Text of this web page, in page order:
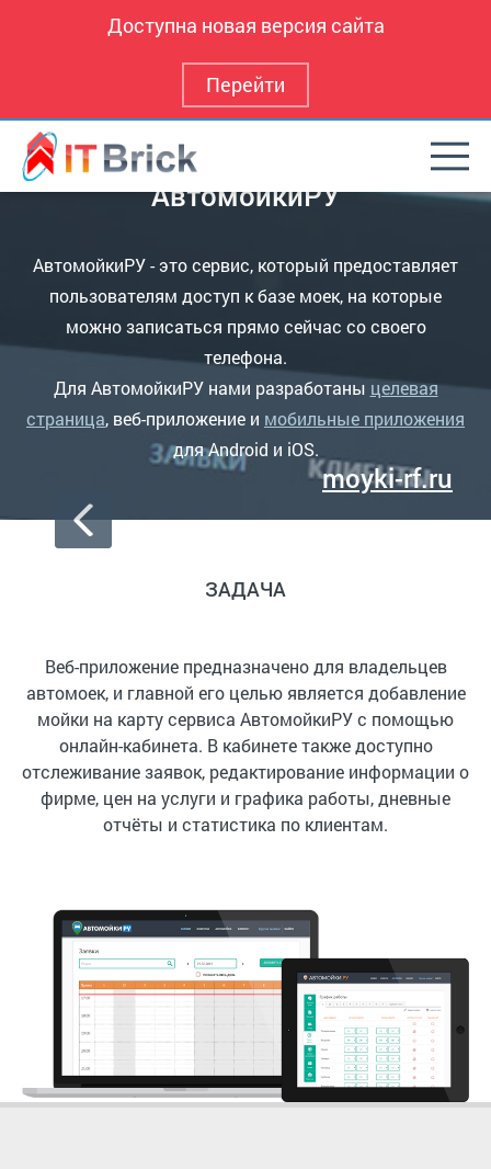
Доступна новая версия сайта
Перейти
Веб-приложение для
АвтомойкиРУ
АвтомойкиРУ - это сервис, который предоставляет
пользователям доступ к базе моек, на которые
можно записаться прямо сейчас со своего
телефона.
Для АвтомойкиРУ нами разработаны целевая
страница, веб-приложение и мобильные приложения
для Android и iOS.
moyki-rf.ru
ЗАДАЧА
Веб-приложениепредназначено для владельцев
автомоек, и главной его целью является добавление
мойки на карту сервиса АвтомойкиРУ с помощью
онлайн-кабинета. В кабинете также доступно
отслеживание заявок, редактирование информации о
фирме, цен на услуги и графика работы, дневные
отчёты и статистика по клиентам.